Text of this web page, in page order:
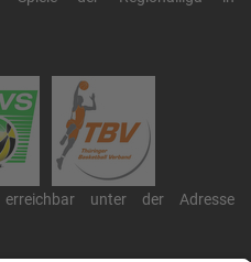
unter der Adresse